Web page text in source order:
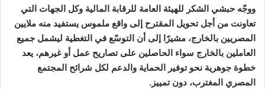
ووجّه حبشي الشكر للهيئة العامة للرقابة المالية وكل الجهات التي
تعاونت من أجل تحويل المقترح إلى واقع ملموس يستفيد منه ملايين
المصريين بالخارج، مشيرًا إلى أن التوسّع في التغطية ليشمل جميع
العاملين بالخارج سواء الحاصلين على تصاريح عمل أو غيرهم، يعد
خطوة جوهرية نحو توفير الحماية والدعم لكل شرائح المجتمع
المصري المغترب، دون تمييز.